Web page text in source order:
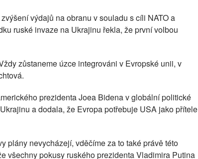
výdajů na obranu v souladu s cíli NATO a
ruské invaze na Ukrajinu řekla, že první volbou
zůstaneme úzce integrováni v Evropské unii, v
prezidenta Joea Bidena v globální politické
a dodala, že Evropa potřebuje USA jako přítele
​​plány nevycházejí, vděčíme za to také právě této
všechny pokusy ruského prezidenta Vladimira Putina